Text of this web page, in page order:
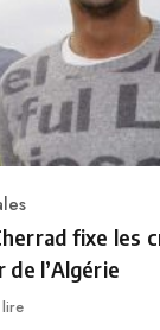
fixe les
l’Algérie